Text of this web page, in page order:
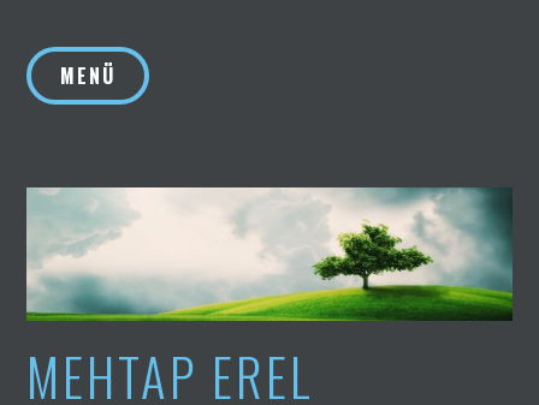
MENÜ
MEHTAP EREL